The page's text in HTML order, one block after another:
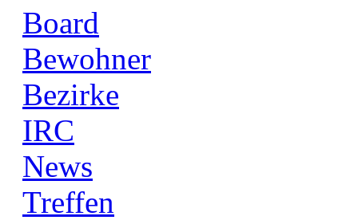
Board
Bewohner
Bezirke
IRC
News
Treffen